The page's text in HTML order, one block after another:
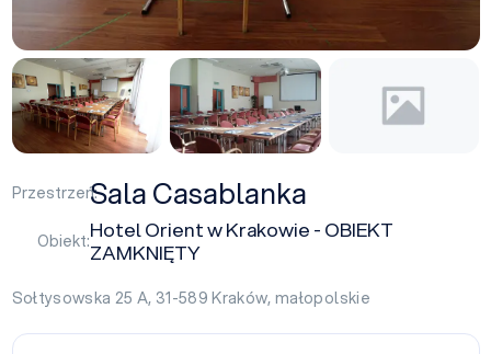
Przestrzeń:Sala Casablanka
Obiekt:Hotel Orient w Krakowie - OBIEKT
ZAMKNIĘTY
Sołtysowska 25 A, 31-589Kraków,małopolskie